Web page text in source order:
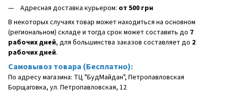
Адресная доставка курьером: от 500 грн
В некоторых случаях товар может находиться на основном
(региональном) складе и тогда срок может составить до 7
рабочих дней, для большинства заказов составляет до 2
рабочих дней.
Самовывоз товара (Бесплатно):
По адресу магазина: ТЦ "БудМайдан", Петропавловская
Борщаговка, ул. Петропавловская, 12